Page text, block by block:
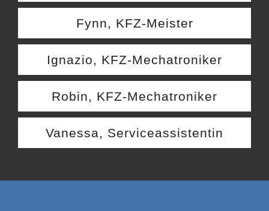
Fynn, KFZ-Meister
Ignazio, KFZ-Mechatroniker
Robin, KFZ-Mechatroniker
Vanessa, Serviceassistentin